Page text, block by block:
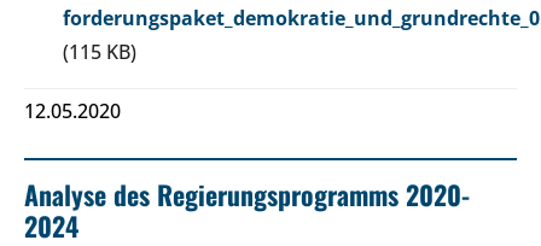
(115 KB)
12.05.2020
Analyse des Regierungsprogramms 2020-
2024